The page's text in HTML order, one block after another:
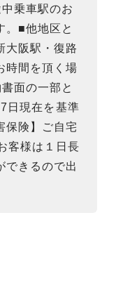
乗車駅のお
。■他地区と
大阪駅・復路
時間を頂く場
面の一部と
日現在を基準
保険】ご自宅
客様は１日長
できるので出